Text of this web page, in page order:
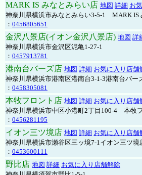
MARK IS みなとみらい店 地図 詳細 お
神奈川県横浜市みなとみらい3-5-1 MARK IS
： 0456805651
金沢八景店(イオン金沢八景店) 地図 詳
神奈川県横浜市金沢区泥亀1-27-1
： 0457913781
港南台バーズ店 地図 詳細 お気に入り店舗
神奈川県横浜市港南区港南台3-1-3港南台バー
： 0458305081
本牧フロント店 地図 詳細 お気に入り店舗
神奈川県横浜市中区小港町2丁目100-4 本牧
： 0456281195
イオン三ツ境店 地図 詳細 お気に入り店舗
神奈川県横浜市瀬谷区三ッ境7-1イオン三ツ境
： 0453600111
野比店 地図 詳細 お気に入り店舗解除